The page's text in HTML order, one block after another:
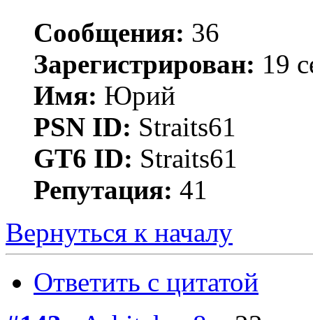
Сообщения: 36
Зарегистрирован: 19
Имя: Юрий
PSN ID: Straits61
GT6 ID: Straits61
Репутация: 41
Вернуться к началу
Ответить с цитатой